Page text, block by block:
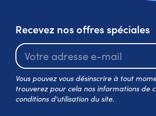
Recevez nos offres spéciales
Vous pouvez vous désinscrire à tout
trouverez pour cela nos informations de
conditions d'utilisation du site.